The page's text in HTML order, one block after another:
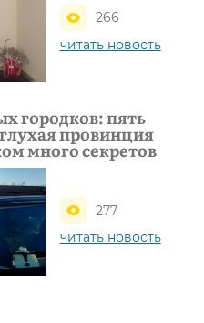
266
читать новость
городков: пять
провинция
много секретов
277
читать новость